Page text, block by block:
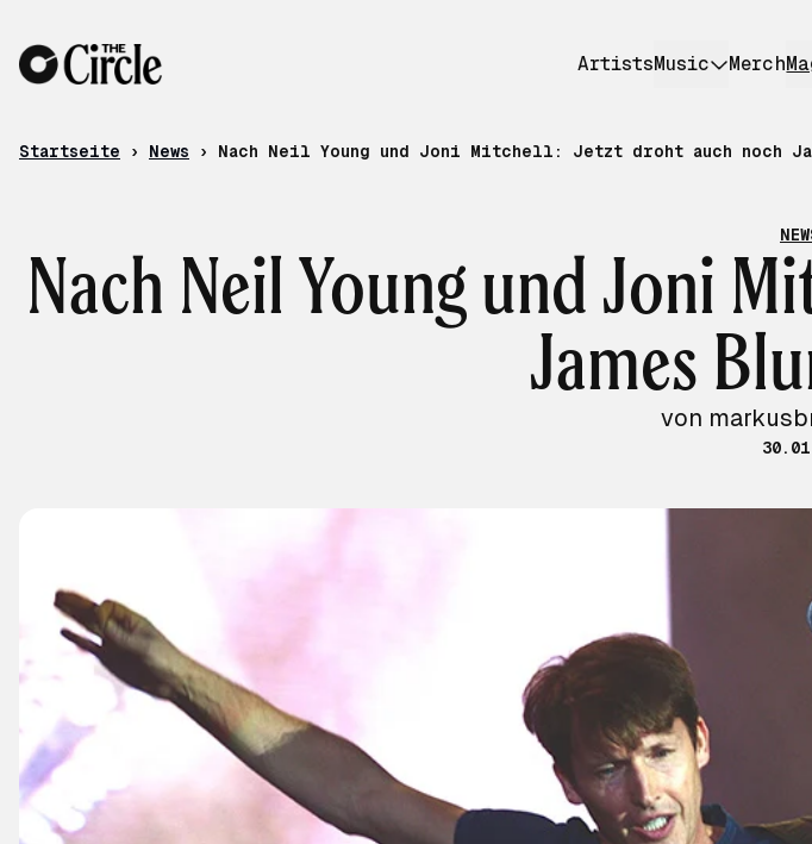
ArtistsMusic Merch
Startseite › News › Nach Neil Young und Joni Mitchell: Jetzt droht auch noch
Nach Neil Young und Joni
James
von